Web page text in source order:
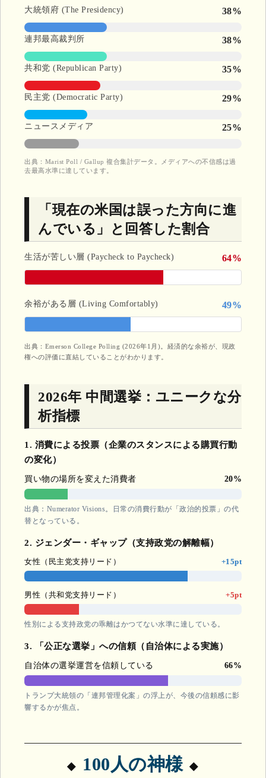
大統領府 (The Presidency) 38%
連邦最高裁判所 38%
共和党 (Republican Party) 35%
民主党 (Democratic Party) 29%
ニュースメディア 25%
出典：Marist Poll / Gallup 複合集計データ。メディアへの不信感は過
去最高水準に達しています。
「現在の米国は誤った方向に進
んでいる」と回答した割合
生活が苦しい層 (Paycheck to Paycheck) 64%
余裕がある層 (Living Comfortably) 49%
出典：Emerson College Polling (2026年1月)。経済的な余裕が、現政
権への評価に直結していることがわかります。
2026年 中間選挙：ユニークな分
析指標
1. 消費による投票（企業のスタンスによる購買行動
の変化）
買い物の場所を変えた消費者 20%
出典：Numerator Visions。日常の消費行動が「政治的投票」の代
替となっている。
2. ジェンダー・ギャップ（支持政党の解離幅）
女性（民主党支持リード） +15pt
男性（共和党支持リード） +5pt
性別による支持政党の乖離はかつてない水準に達している。
3. 「公正な選挙」への信頼（自治体による実施）
自治体の選挙運営を信頼している 66%
トランプ大統領の「連邦管理化案」の浮上が、今後の信頼感に影
響するかが焦点。
100人の神様